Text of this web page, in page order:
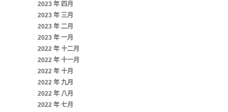
2023 年 四月
2023 年 三月
2023 年 二月
2023 年 一月
2022 年 十二月
2022 年 十一月
2022 年 十月
2022 年 九月
2022 年 八月
2022 年 七月